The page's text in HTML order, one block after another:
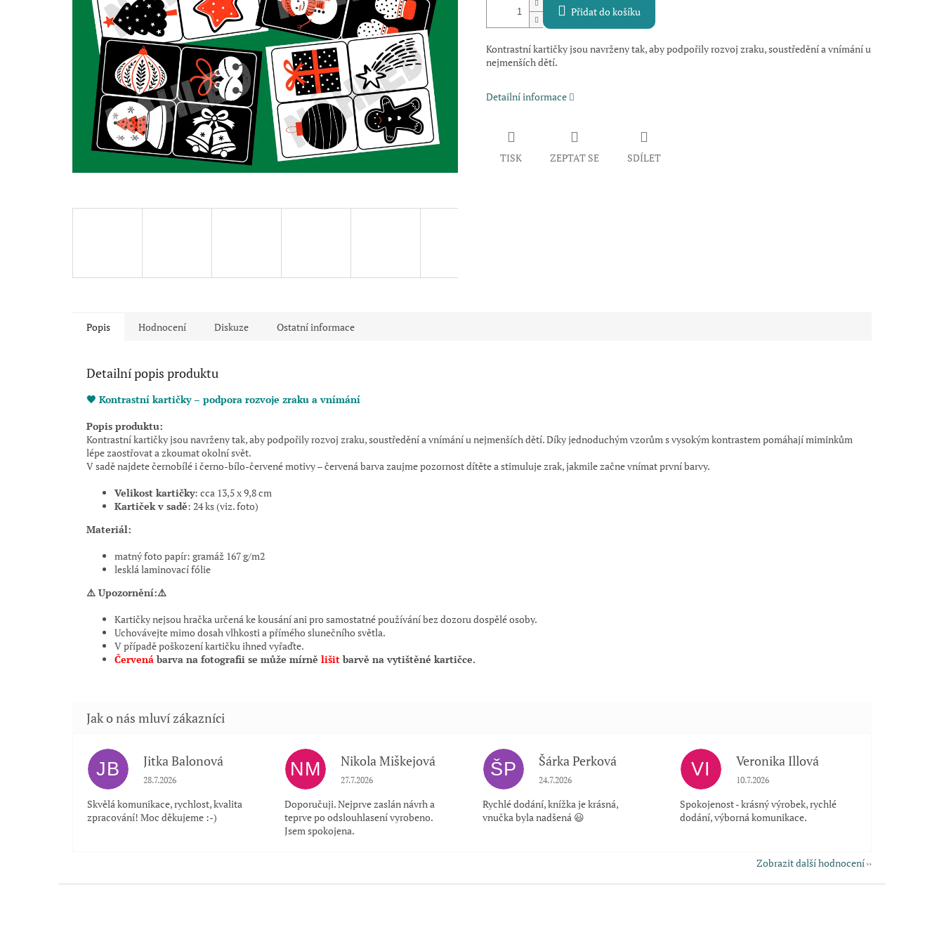
Přidat do košíku
Kontrastní kartičky jsou navrženy tak, aby podpořily rozvoj zraku, soustředění a vnímání u
nejmenších dětí.
Detailní informace
TISK ZEPTAT SE SDÍLET
Popis Hodnocení Diskuze Ostatní informace
Detailní popis produktu
🖤 Kontrastní kartičky – podpora rozvoje zraku a vnímání
Popis produktu:
Kontrastní kartičky jsou navrženy tak, aby podpořily rozvoj zraku, soustředění a vnímání u nejmenších dětí. Díky jednoduchým vzorům s vysokým kontrastem pomáhají miminkům
lépe zaostřovat a zkoumat okolní svět.
V sadě najdete černobílé i černo-bílo-červené motivy – červená barva zaujme pozornost dítěte a stimuluje zrak, jakmile začne vnímat první barvy.
Velikost kartičky: cca 13,5 x 9,8 cm
Kartiček v sadě: 24 ks (viz. foto)
Materiál:
matný foto papír: gramáž 167 g/m2
lesklá laminovací fólie
⚠️ Upozornění:⚠️
Kartičky nejsou hračka určená ke kousání ani pro samostatné používání bez dozoru dospělé osoby.
Uchovávejte mimo dosah vlhkosti a přímého slunečního světla.
V případě poškození kartičku ihned vyřaďte.
Červená barva na fotografii se může mírně lišit barvě na vytištěné kartičce.
JB Jitka Balonová
Hodnocení obchodu je 5 z 5 hvězdiček.
28.7.2026
Skvělá komunikace, rychlost, kvalita
zpracování! Moc děkujeme :-)
NM Nikola Miškejová
Hodnocení obchodu je 5 z 5 hvězdiček.
27.7.2026
Doporučuji. Nejprve zaslán návrh a
teprve po odslouhlasení vyrobeno.
Jsem spokojena.
ŠP Šárka Perková
Hodnocení obchodu je 5 z 5 hvězdiček.
24.7.2026
Rychlé dodání, knížka je krásná,
vnučka byla nadšená 😃
VI Veronika Illová
Hodnocení obchodu je 5 z 5 hvězdiček.
10.7.2026
Spokojenost - krásný výrobek, rychlé
dodání, výborná komunikace.
Zobrazit další hodnocení